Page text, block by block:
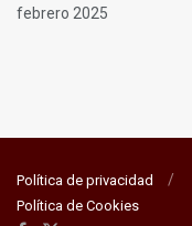
febrero 2025
Política de privacidad
Política de Cookies